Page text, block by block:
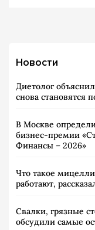
Новости
Диетолог
снова становятся
В Москве
бизнес-премии
Финансы – 2026»
Что такое
работают,
Свалки, грязные
обсудили самые